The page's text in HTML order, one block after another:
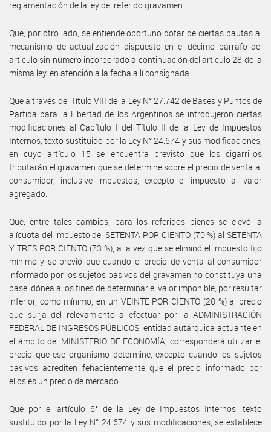
reglamentación de la ley del referido gravamen.
Que, por otro lado, se entiende oportuno dotar de ciertas pautas al
mecanismo de actualización dispuesto en el décimo párrafo del
artículo sin número incorporado a continuación del artículo 28 de la
misma ley, en atención a la fecha allí consignada.
Que a través del Título VIII de la Ley N° 27.742 de Bases y Puntos de
Partida para la Libertad de los Argentinos se introdujeron ciertas
modificaciones al Capítulo I del Título II de la Ley de Impuestos
Internos, texto sustituido por la Ley N° 24.674 y sus modificaciones,
en cuyo artículo 15 se encuentra previsto que los cigarrillos
tributarán el gravamen que se determine sobre el precio de venta al
consumidor, inclusive impuestos, excepto el impuesto al valor
agregado.
Que, entre tales cambios, para los referidos bienes se elevó la
alícuota del impuesto del SETENTA POR CIENTO (70 %) al SETENTA
Y TRES POR CIENTO (73 %), a la vez que se eliminó el impuesto fijo
mínimo y se previó que cuando el precio de venta al consumidor
informado por los sujetos pasivos del gravamen no constituya una
base idónea a los fines de determinar el valor imponible, por resultar
inferior, como mínimo, en un VEINTE POR CIENTO (20 %) al precio
que surja del relevamiento a efectuar por la ADMINISTRACIÓN
FEDERAL DE INGRESOS PÚBLICOS, entidad autárquica actuante en
el ámbito del MINISTERIO DE ECONOMÍA, corresponderá utilizar el
precio que ese organismo determine, excepto cuando los sujetos
pasivos acrediten fehacientemente que el precio informado por
ellos es un precio de mercado.
Que por el artículo 6° de la Ley de Impuestos Internos, texto
sustituido por la Ley N° 24.674 y sus modificaciones, se establece